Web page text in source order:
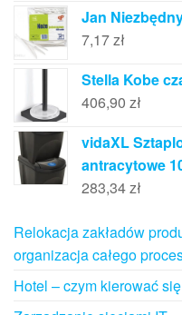
Jan
7,17zł
Stella Kobe
406,90 zł
vidaXL
antracytowe
283,34zł
Relokacja zakładów
organizacja całego
Hotel – czym kierować